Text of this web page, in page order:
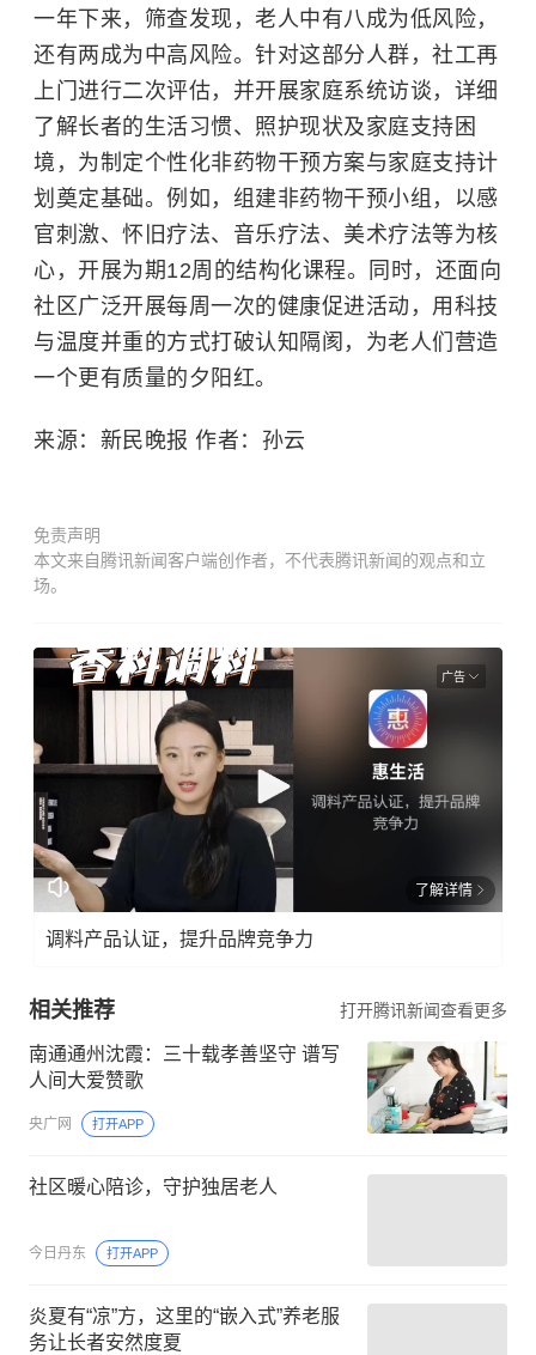
一年下来，筛查发现，老人中有八成为低风险，
还有两成为中高风险。针对这部分人群，社工再
上门进行二次评估，并开展家庭系统访谈，详细
了解长者的生活习惯、照护现状及家庭支持困
境，为制定个性化非药物干预方案与家庭支持计
划奠定基础。例如， 组建非药物干预小组，以感
官刺激、怀旧疗法、音乐疗法、美术疗法等为核
心，开展为期12周的结构化课程。同时，还面向
社区广泛开展每周一次的健康促进活动，用科技
与温度并重的方式打破认知隔阂，为老人们营造
一个更有质量的夕阳红。
来源：新民晚报 作者：孙云
免责声明
本文来自腾讯新闻客户端创作者，不代表腾讯新闻的观点和立
场。
广告
了解详情
调料产品认证，提升品牌竞争力
相关推荐 打开腾讯新闻查看更多
南通通州沈霞：三十载孝善坚守 谱写
人间大爱赞歌
央广网 打开APP
社区暖心陪诊，守护独居老人
今日丹东 打开APP
炎夏有“凉”方，这里的“嵌入式”养老服
务让长者安然度夏